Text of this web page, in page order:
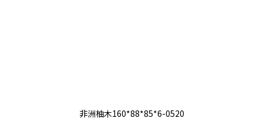
非洲柚木160*88*85*6-0520